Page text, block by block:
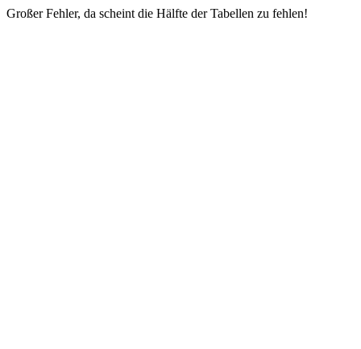
Großer Fehler, da scheint die Hälfte der Tabellen zu fehlen!